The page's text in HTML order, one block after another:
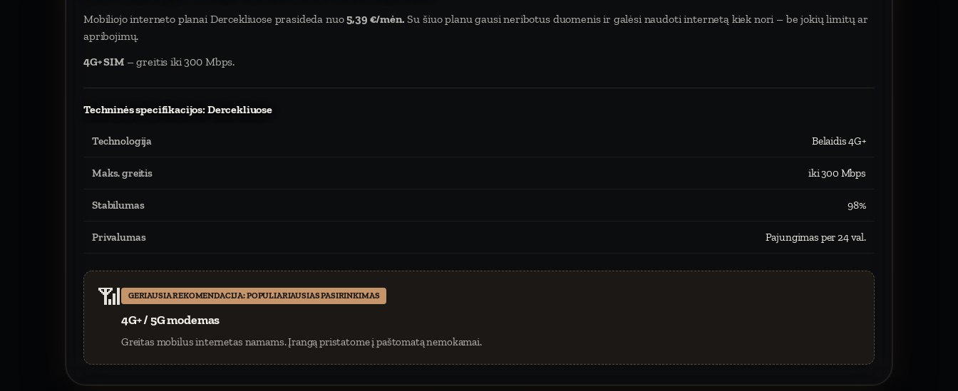
Mobiliojo interneto planai Dercekliuose prasideda nuo5,39 €/mėn. Su šiuo planu gausi neribotus duomenis ir galėsi naudoti internetą kiek nori – be jokių limitų ar
apribojimų.
4G+ SIM– greitis iki 300 Mbps.
Techninės specifikacijos: Dercekliuose
Technologija Belaidis 4G+
Maks. greitis iki 300 Mbps
Stabilumas 98%
Privalumas Pajungimas per 24 val.
📶 GERIAUSIA REKOMENDACIJA: POPULIARIAUSIAS PASIRINKIMAS
4G+ / 5G modemas
Greitas mobilus internetas namams. Įrangą pristatome į paštomatą nemokamai.